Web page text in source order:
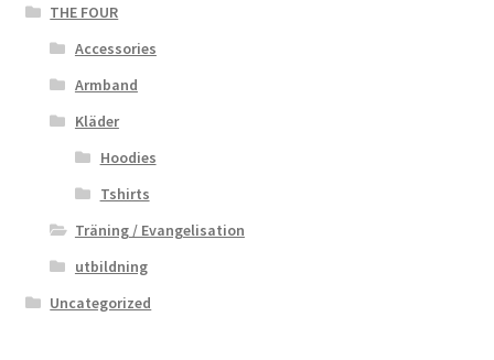
THE FOUR
Accessories
Armband
Kläder
Hoodies
Tshirts
Träning / Evangelisation
utbildning
Uncategorized